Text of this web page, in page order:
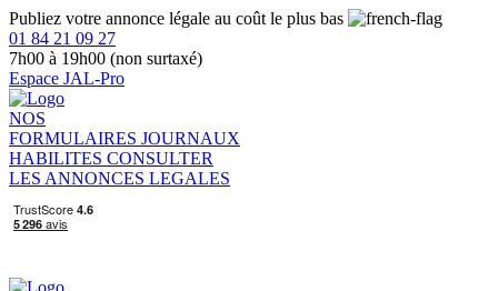
Publiez votre annonce légale au coût le plus bas
01 84 21 09 27
7h00 à 19h00 (non surtaxé)
Espace JAL-Pro
NOS
FORMULAIRES JOURNAUX
HABILITES CONSULTER
LES ANNONCES LEGALES